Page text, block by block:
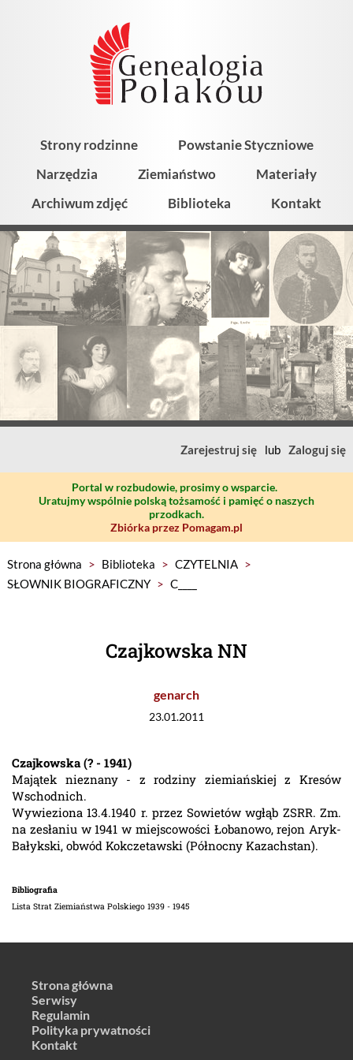
Strony rodzinne
Powstanie Styczniowe
Narzędzia
Ziemiaństwo
Materiały
Archiwum zdjęć
Biblioteka Kontakt
Zarejestruj się lub Zaloguj się
Portal w rozbudowie, prosimy o wsparcie.
Uratujmy wspólnie polską tożsamość i pamięć o naszych
przodkach.
Zbiórka przez Pomagam.pl
Strona główna > Biblioteka > CZYTELNIA >
SŁOWNIK BIOGRAFICZNY > C____
Czajkowska NN
genarch
23.01.2011
Czajkowska (? - 1941)
Majątek nieznany - z rodziny ziemiańskiej z Kresów
Wschodnich.
Wywieziona 13.4.1940 r. przez Sowietów wgłąb ZSRR. Zm.
na zesłaniu w 1941 w miejscowości Łobanowo, rejon Aryk-
Bałykski, obwód Kokczetawski (Północny Kazachstan).
Bibliografia
Lista Strat Ziemiaństwa Polskiego 1939 - 1945
Strona główna
Serwisy
Regulamin
Polityka prywatności
Kontakt